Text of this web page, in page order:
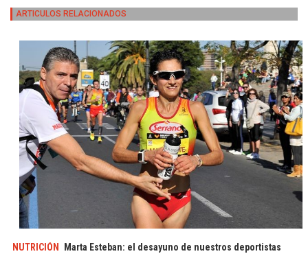
ARTICULOS RELACIONADOS
NUTRICIÓN Marta Esteban: el desayuno de nuestros deportistas